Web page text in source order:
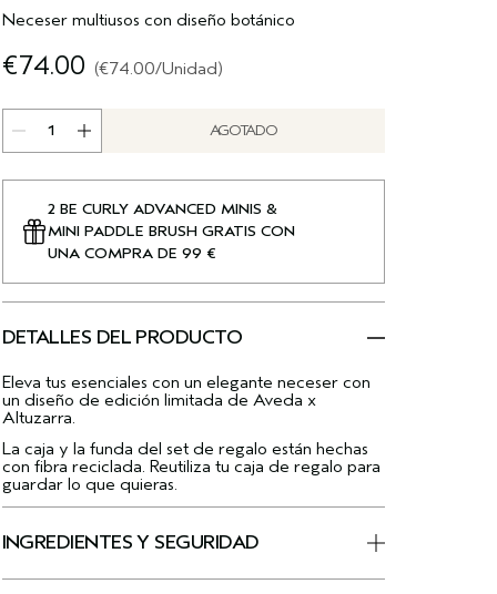
Neceser multiusos con diseño botánico
€74.00 €74.00/Unidad
AGOTADO
2 BE CURLY ADVANCED MINIS &
MINI PADDLE BRUSH GRATIS CON
UNA COMPRA DE 99 €
DETALLES DEL PRODUCTO
Eleva tus esenciales con un elegante neceser con
un diseño de edición limitada de Aveda x
Altuzarra.
La caja y la funda del set de regalo están hechas
con fibra reciclada. Reutiliza tu caja de regalo para
guardar lo que quieras.
INGREDIENTES Y SEGURIDAD